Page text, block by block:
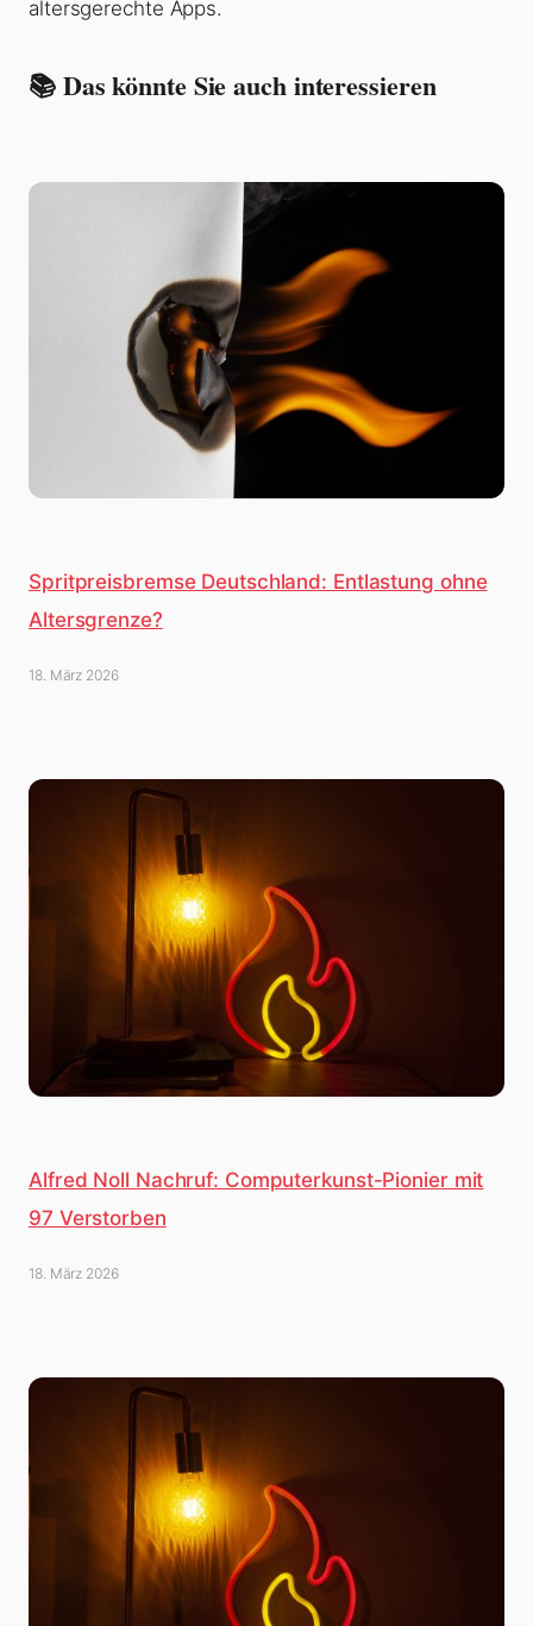
altersgerechte Apps.
📚 Das könnte Sie auch interessieren
Spritpreisbremse Deutschland: Entlastung ohne
Altersgrenze?
18. März 2026
Alfred Noll Nachruf: Computerkunst-Pionier mit
97 Verstorben
18. März 2026